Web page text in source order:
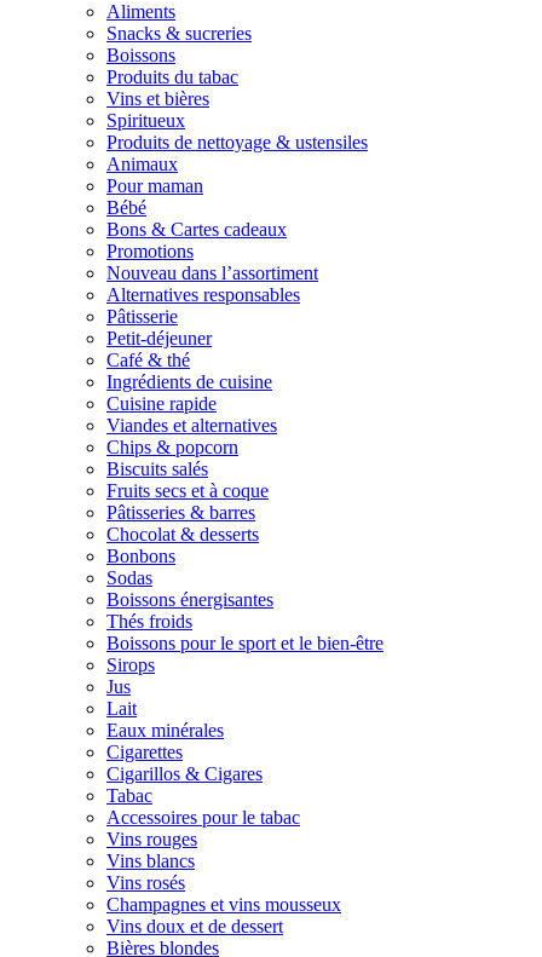
Aliments
Snacks & sucreries
Boissons
Produits du tabac
Vins et bières
Spiritueux
Produits de nettoyage & ustensiles
Animaux
Pour maman
Bébé
Bons & Cartes cadeaux
Promotions
Nouveau dans l’assortiment
Alternatives responsables
Pâtisserie
Petit-déjeuner
Café & thé
Ingrédients de cuisine
Cuisine rapide
Viandes et alternatives
Chips & popcorn
Biscuits salés
Fruits secs et à coque
Pâtisseries & barres
Chocolat & desserts
Bonbons
Sodas
Boissons énergisantes
Thés froids
Boissons pour le sport et le bien-être
Sirops
Jus
Lait
Eaux minérales
Cigarettes
Cigarillos & Cigares
Tabac
Accessoires pour le tabac
Vins rouges
Vins blancs
Vins rosés
Champagnes et vins mousseux
Vins doux et de dessert
Bières blondes